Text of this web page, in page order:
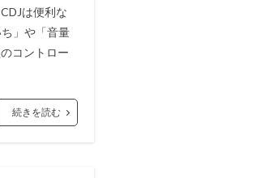
は便利な
」や「音量
コントロー
続きを読む